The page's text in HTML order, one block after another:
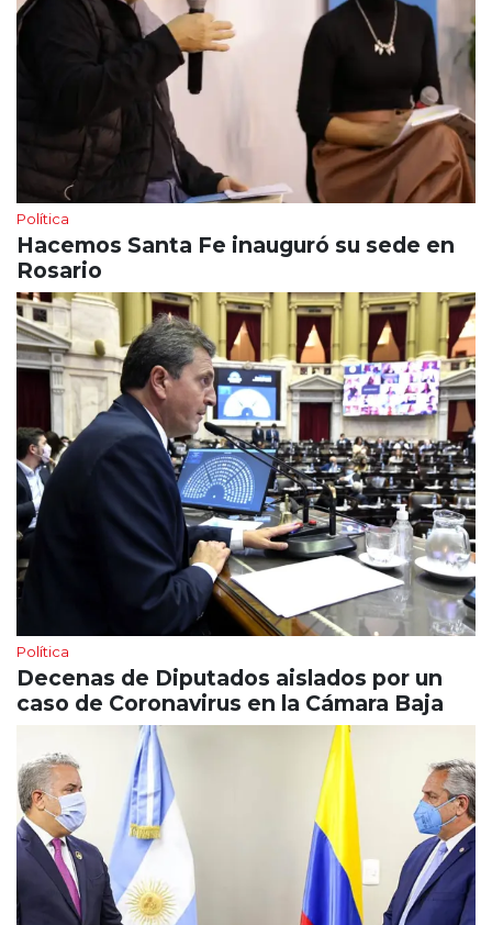
Política
Hacemos Santa Fe inauguró su sede en
Rosario
Política
Decenas de Diputados aislados por un
caso de Coronavirus en la Cámara Baja